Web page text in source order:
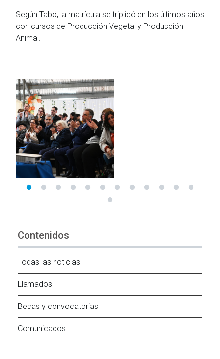
Según Tabó, la matrícula se triplicó en los últimos años
con cursos de Producción Vegetal y Producción
Animal.
Contenidos
Todas las noticias
Llamados
Becas y convocatorias
Comunicados